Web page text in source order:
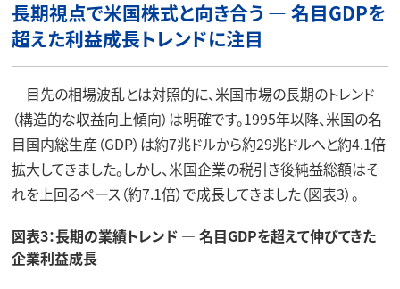
長期視点で米国株式と向き合う ― 名目GDPを
超えた利益成長トレンドに注目
目先の相場波乱とは対照的に、米国市場の長期のトレンド
（構造的な収益向上傾向）は明確です。1995年以降、米国の名
目国内総生産（GDP）は約7兆ドルから約29兆ドルへと約4.1倍
拡大してきました。しかし、米国企業の税引き後純益総額はそ
れを上回るペース（約7.1倍）で成長してきました（図表3）。
図表3：長期の業績トレンド ― 名目GDPを超えて伸びてきた
企業利益成長